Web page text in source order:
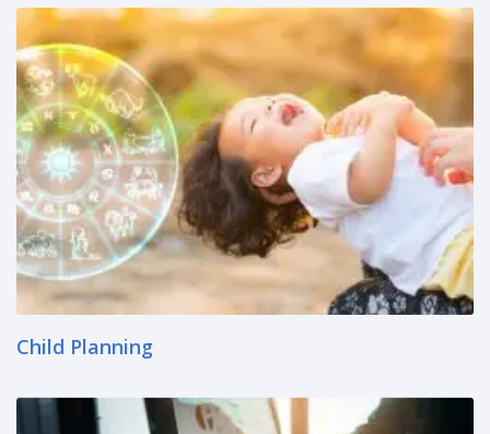
Child Planning